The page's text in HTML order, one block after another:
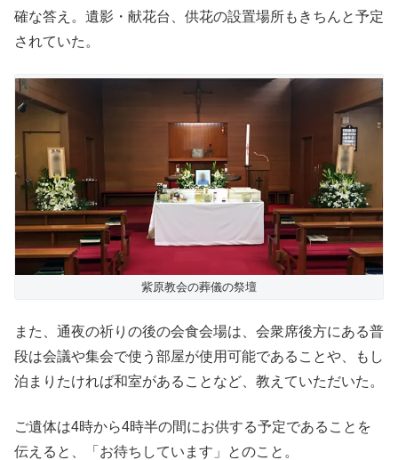
確な答え。遺影・献花台、供花の設置場所もきちんと予定
されていた。
紫原教会の葬儀の祭壇
また、通夜の祈りの後の会食会場は、会衆席後方にある普
段は会議や集会で使う部屋が使用可能であることや、もし
泊まりたければ和室があることなど、教えていただいた。
ご遺体は4時から4時半の間にお供する予定であることを
伝えると、「お待ちしています」とのこと。